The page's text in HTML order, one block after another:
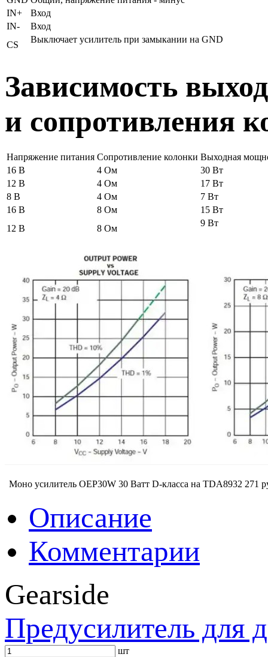
IN+
Вход
IN-
Вход
CS
Выключает усилитель при замыкании на GND
Зависимость
и сопротивления
Напряжение питания Сопротивление колонки Выходная
16 В
4 Ом
30 Вт
12 В
4 Ом
17 Вт
8 В
4 Ом
7 Вт
16 В
8 Ом
15 Вт
12 В
8 Ом
9 Вт
Моно усилитель OEP30W 30 Ватт D-класса на TDA8932 271
Описание
Комментарии
Gearside
Предусилитель для
шт